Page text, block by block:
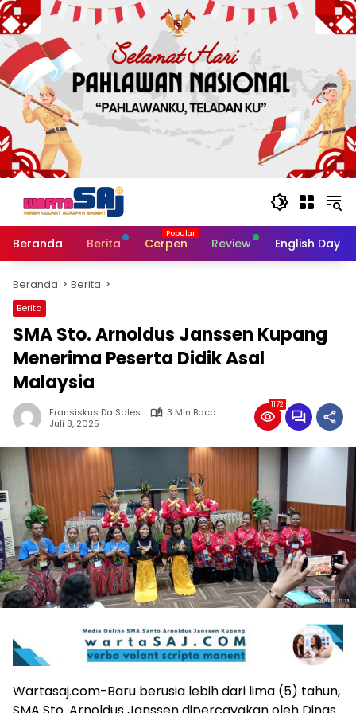
konten
Beranda
Berita Cerpen Review English Day
Beranda Berita
Berita
SMA Sto. Arnoldus Janssen Kupang
Menerima Peserta Didik Asal
Malaysia
Fransiskus Da Sales
3 Min Baca
Juli 8, 2025
1172
Wartasaj.com-Baru berusia lebih dari lima (5) tahun,